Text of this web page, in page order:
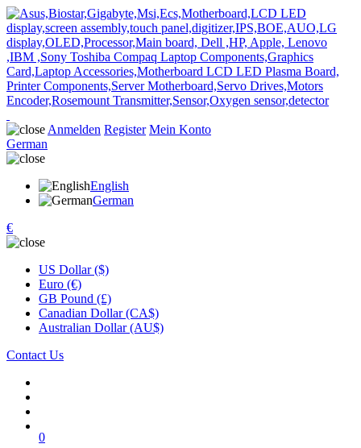
Anmelden Register Mein Konto
German
English
German
€
US Dollar ($)
Euro (€)
GB Pound (£)
Canadian Dollar (CA$)
Australian Dollar (AU$)
Contact Us
0